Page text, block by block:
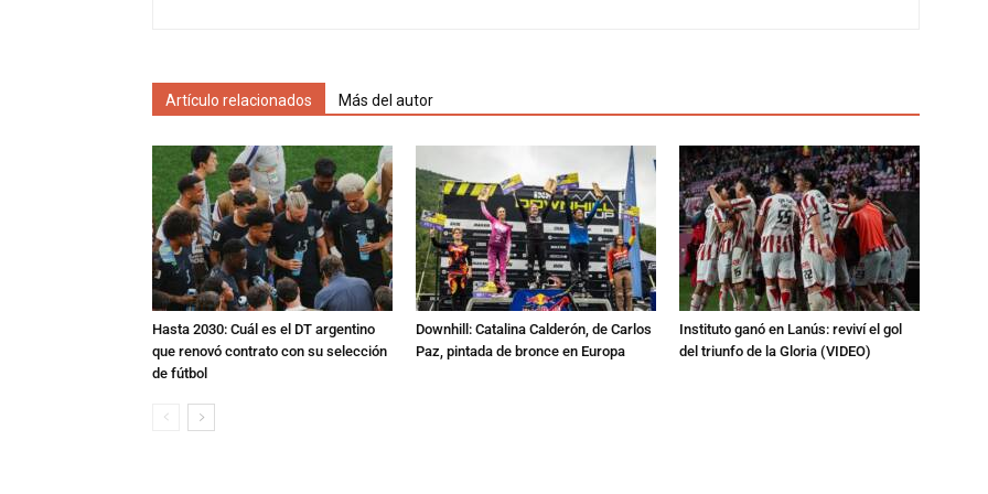
Artículo relacionados Más del autor
Hasta 2030: Cuál es el DT argentino
que renovó contrato con su selección
de fútbol
Downhill: Catalina Calderón, de Carlos
Paz, pintada de bronce en Europa
Instituto ganó en Lanús: reviví el gol
del triunfo de la Gloria (VIDEO)